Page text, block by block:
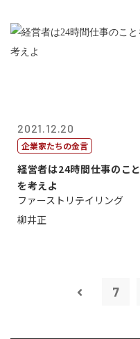
2021.12.20
企業家たちの金言
経営者は24時間仕事のこと
を考えよ
ファーストリテイリング
柳井正
7